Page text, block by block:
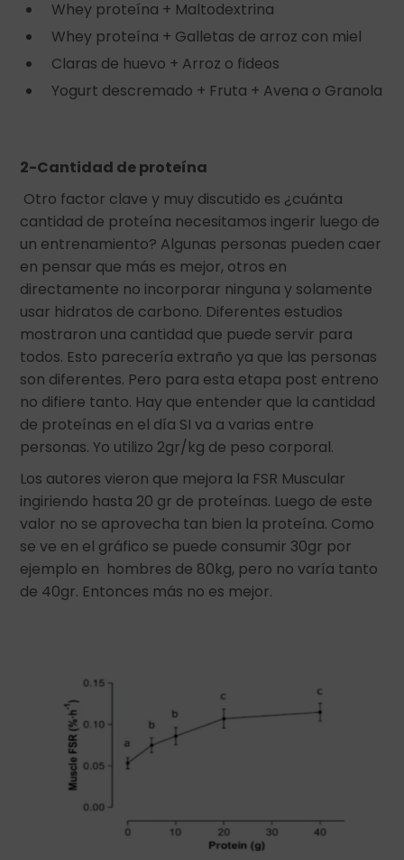
Whey proteína + Maltodextrina
Whey proteína + Galletas de arroz con miel
Claras de huevo + Arroz o fideos
Yogurt descremado + Fruta + Avena o Granola
2-Cantidad de proteína
Otro factor clave y muy discutido es ¿cuánta
cantidad de proteína necesitamos ingerir luego de
un entrenamiento? Algunas personas pueden caer
en pensar que más es mejor, otros en
directamente no incorporar ninguna y solamente
usar hidratos de carbono. Diferentes estudios
mostraron una cantidad que puede servir para
todos. Esto parecería extraño ya que las personas
son diferentes. Pero para esta etapa post entreno
no difiere tanto. Hay que entender que la cantidad
de proteínas en el día SI va a varias entre
personas. Yo utilizo 2gr/kg de peso corporal.
Los autores vieron que mejora la FSR Muscular
ingiriendo hasta 20 gr de proteínas. Luego de este
valor no se aprovecha tan bien la proteína. Como
se ve en el gráfico se puede consumir 30gr por
ejemplo en hombres de 80kg, pero no varía tanto
de 40gr. Entonces más no es mejor.